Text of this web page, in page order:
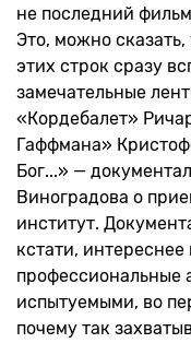
не последний
Это, можно
этих строк сразу
замечательные
«Кордебалет»
Гаффмана»
Бог...» —
Виноградова о
институт.
кстати,
профессиональные
испытуемыми, во
почему так